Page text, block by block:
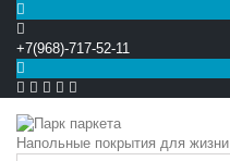
+7(968)-717-52-11
 
Напольные покрытия для жизни